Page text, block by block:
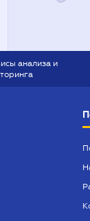
анализа и